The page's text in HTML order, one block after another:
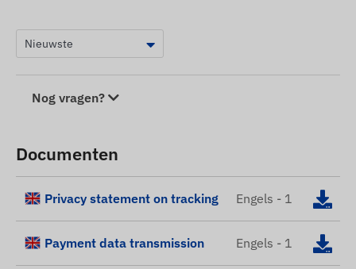
Nog vragen?
Documenten
Privacy statement on tracking Engels - 1
Payment data transmission Engels - 1